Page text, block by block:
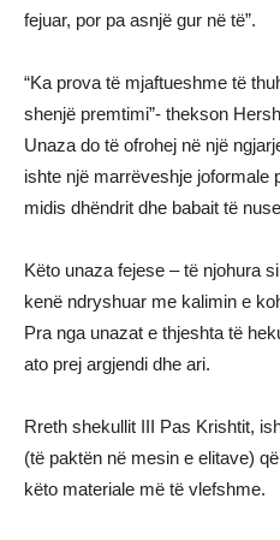
fejuar, por pa asnjë gur në të”.
“Ka prova të mjaftueshme të
shenjë premtimi”- thekson
Unaza do të ofrohej në një
ishte një marrëveshje joformale
midis dhëndrit dhe babait të
Këto unaza fejese – të njohura
kenë ndryshuar me kalimin e
Pra nga unazat e thjeshta të
ato prej argjendi dhe ari.
Rreth shekullit III Pas Krishtit,
(të paktën në mesin e elitave)
këto materiale më të vlefshme.